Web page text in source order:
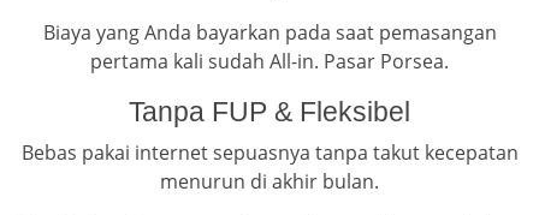
Biaya yang Anda bayarkan pada saat pemasangan
pertama kali sudah All-in. Pasar Porsea.
Tanpa FUP & Fleksibel
Bebas pakai internet sepuasnya tanpa takut kecepatan
menurun di akhir bulan.